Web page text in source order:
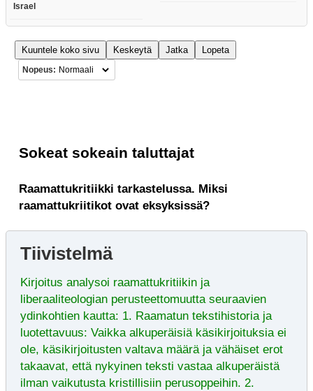
Israel
Kuuntele koko sivu Keskeytä Jatka Lopeta
Nopeus:
Sokeat sokeain taluttajat
Raamattukritiikki tarkastelussa. Miksi
raamattukriitikot ovat eksyksissä?
Tiivistelmä
Kirjoitus analysoi raamattukritiikin ja
liberaaliteologian perusteettomuutta seuraavien
ydinkohtien kautta: 1. Raamatun tekstihistoria ja
luotettavuus: Vaikka alkuperäisiä käsikirjoituksia ei
ole, käsikirjoitusten valtava määrä ja vähäiset erot
takaavat, että nykyinen teksti vastaa alkuperäistä
ilman vaikutusta kristillisiin perusoppeihin. 2.